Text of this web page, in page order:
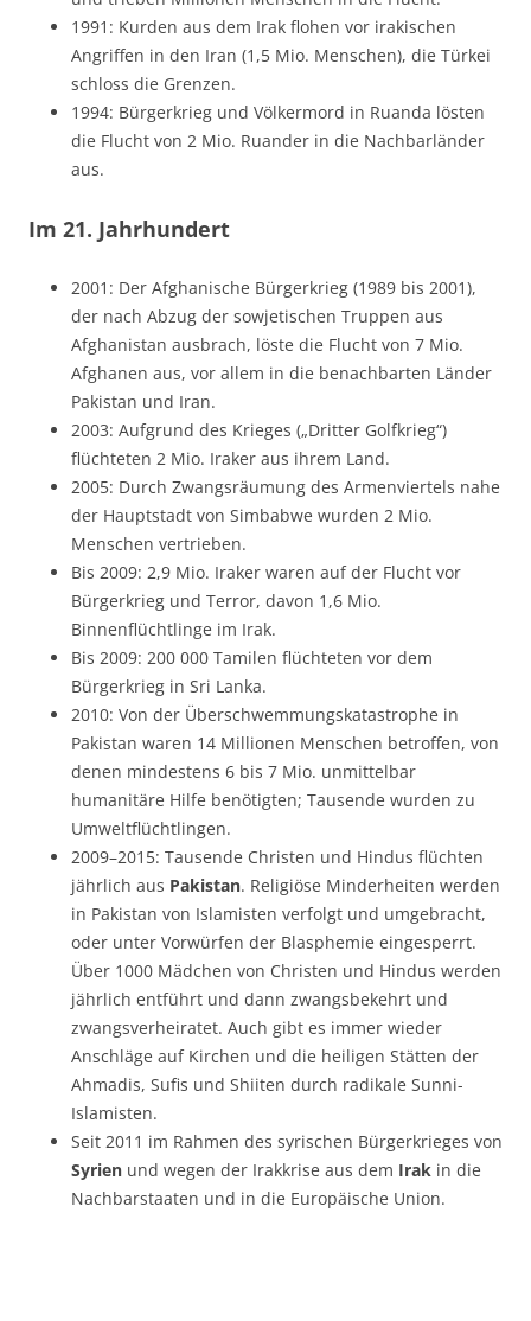
1991: Kurden aus dem Irak flohen vor irakischen
Angriffen in den Iran (1,5 Mio. Menschen), die Türkei
schloss die Grenzen.
1994: Bürgerkrieg und Völkermord in Ruanda lösten
die Flucht von 2 Mio. Ruander in die Nachbarländer
aus.
Im 21. Jahrhundert
2001: Der Afghanische Bürgerkrieg (1989 bis 2001),
der nach Abzug der sowjetischen Truppen aus
Afghanistan ausbrach, löste die Flucht von 7 Mio.
Afghanen aus, vor allem in die benachbarten Länder
Pakistan und Iran.
2003: Aufgrund des Krieges („Dritter Golfkrieg“)
flüchteten 2 Mio. Iraker aus ihrem Land.
2005: Durch Zwangsräumung des Armenviertels nahe
der Hauptstadt von Simbabwe wurden 2 Mio.
Menschen vertrieben.
Bis 2009: 2,9 Mio. Iraker waren auf der Flucht vor
Bürgerkrieg und Terror, davon 1,6 Mio.
Binnenflüchtlinge im Irak.
Bis 2009: 200 000 Tamilen flüchteten vor dem
Bürgerkrieg in Sri Lanka.
2010: Von der Überschwemmungskatastrophe in
Pakistan waren 14 Millionen Menschen betroffen, von
denen mindestens 6 bis 7 Mio. unmittelbar
humanitäre Hilfe benötigten; Tausende wurden zu
Umweltflüchtlingen.
2009–2015: Tausende Christen und Hindus flüchten
jährlich aus Pakistan. Religiöse Minderheiten werden
in Pakistan von Islamisten verfolgt und umgebracht,
oder unter Vorwürfen der Blasphemie eingesperrt.
Über 1000 Mädchen von Christen und Hindus werden
jährlich entführt und dann zwangsbekehrt und
zwangsverheiratet. Auch gibt es immer wieder
Anschläge auf Kirchen und die heiligen Stätten der
Ahmadis, Sufis und Shiiten durch radikale Sunni-
Islamisten.
Seit 2011 im Rahmen des syrischen Bürgerkrieges von
Syrien und wegen der Irakkrise aus dem Irak in die
Nachbarstaaten und in die Europäische Union.